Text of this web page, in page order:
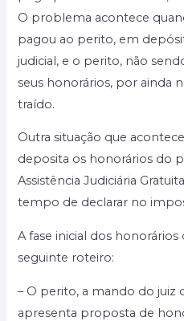
O problema acontece
pagou ao perito, em
judicial, e o perito, não
seus honorários, por ainda
traído.
Outra situação que
deposita os honorários do
Assistência Judiciária
tempo de declarar no
A fase inicial dos
seguinte roteiro:
– O perito, a mando do
apresenta proposta de